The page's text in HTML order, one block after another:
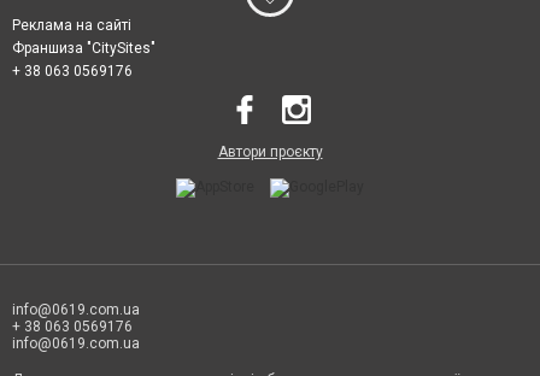
Реклама на сайті
Франшиза "CitySites"
+ 38 063 0569176
Автори проєкту
info@0619.com.ua
+ 38 063 0569176
info@0619.com.ua